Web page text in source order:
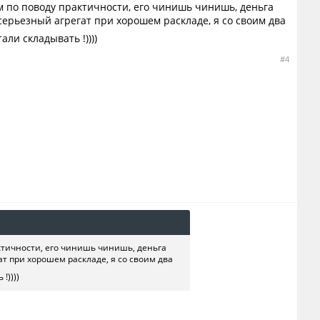
по поводу практичности, его чинишь чинишь, деньга
агрегат при хорошем раскладе, я со своим два
складывать !))))
#4
его чинишь чинишь, деньга
при хорошем раскладе, я со своим два
!))))